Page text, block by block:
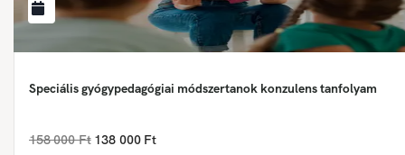
Speciális gyógypedagógiai módszertanok konzulens tanfolyam
158 000 Ft 138 000 Ft